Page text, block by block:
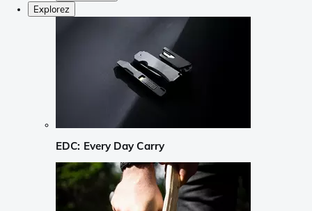
Explorez
EDC: Every Day Carry